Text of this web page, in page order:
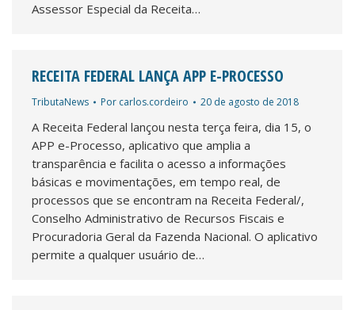
Assessor Especial da Receita…
RECEITA FEDERAL LANÇA APP E-PROCESSO
TributaNews Por carlos.cordeiro 20 de agosto de 2018
A Receita Federal lançou nesta terça feira, dia 15, o
APP e-Processo, aplicativo que amplia a
transparência e facilita o acesso a informações
básicas e movimentações, em tempo real, de
processos que se encontram na Receita Federal/,
Conselho Administrativo de Recursos Fiscais e
Procuradoria Geral da Fazenda Nacional. O aplicativo
permite a qualquer usuário de…